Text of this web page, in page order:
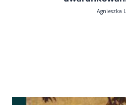
Agnieszka